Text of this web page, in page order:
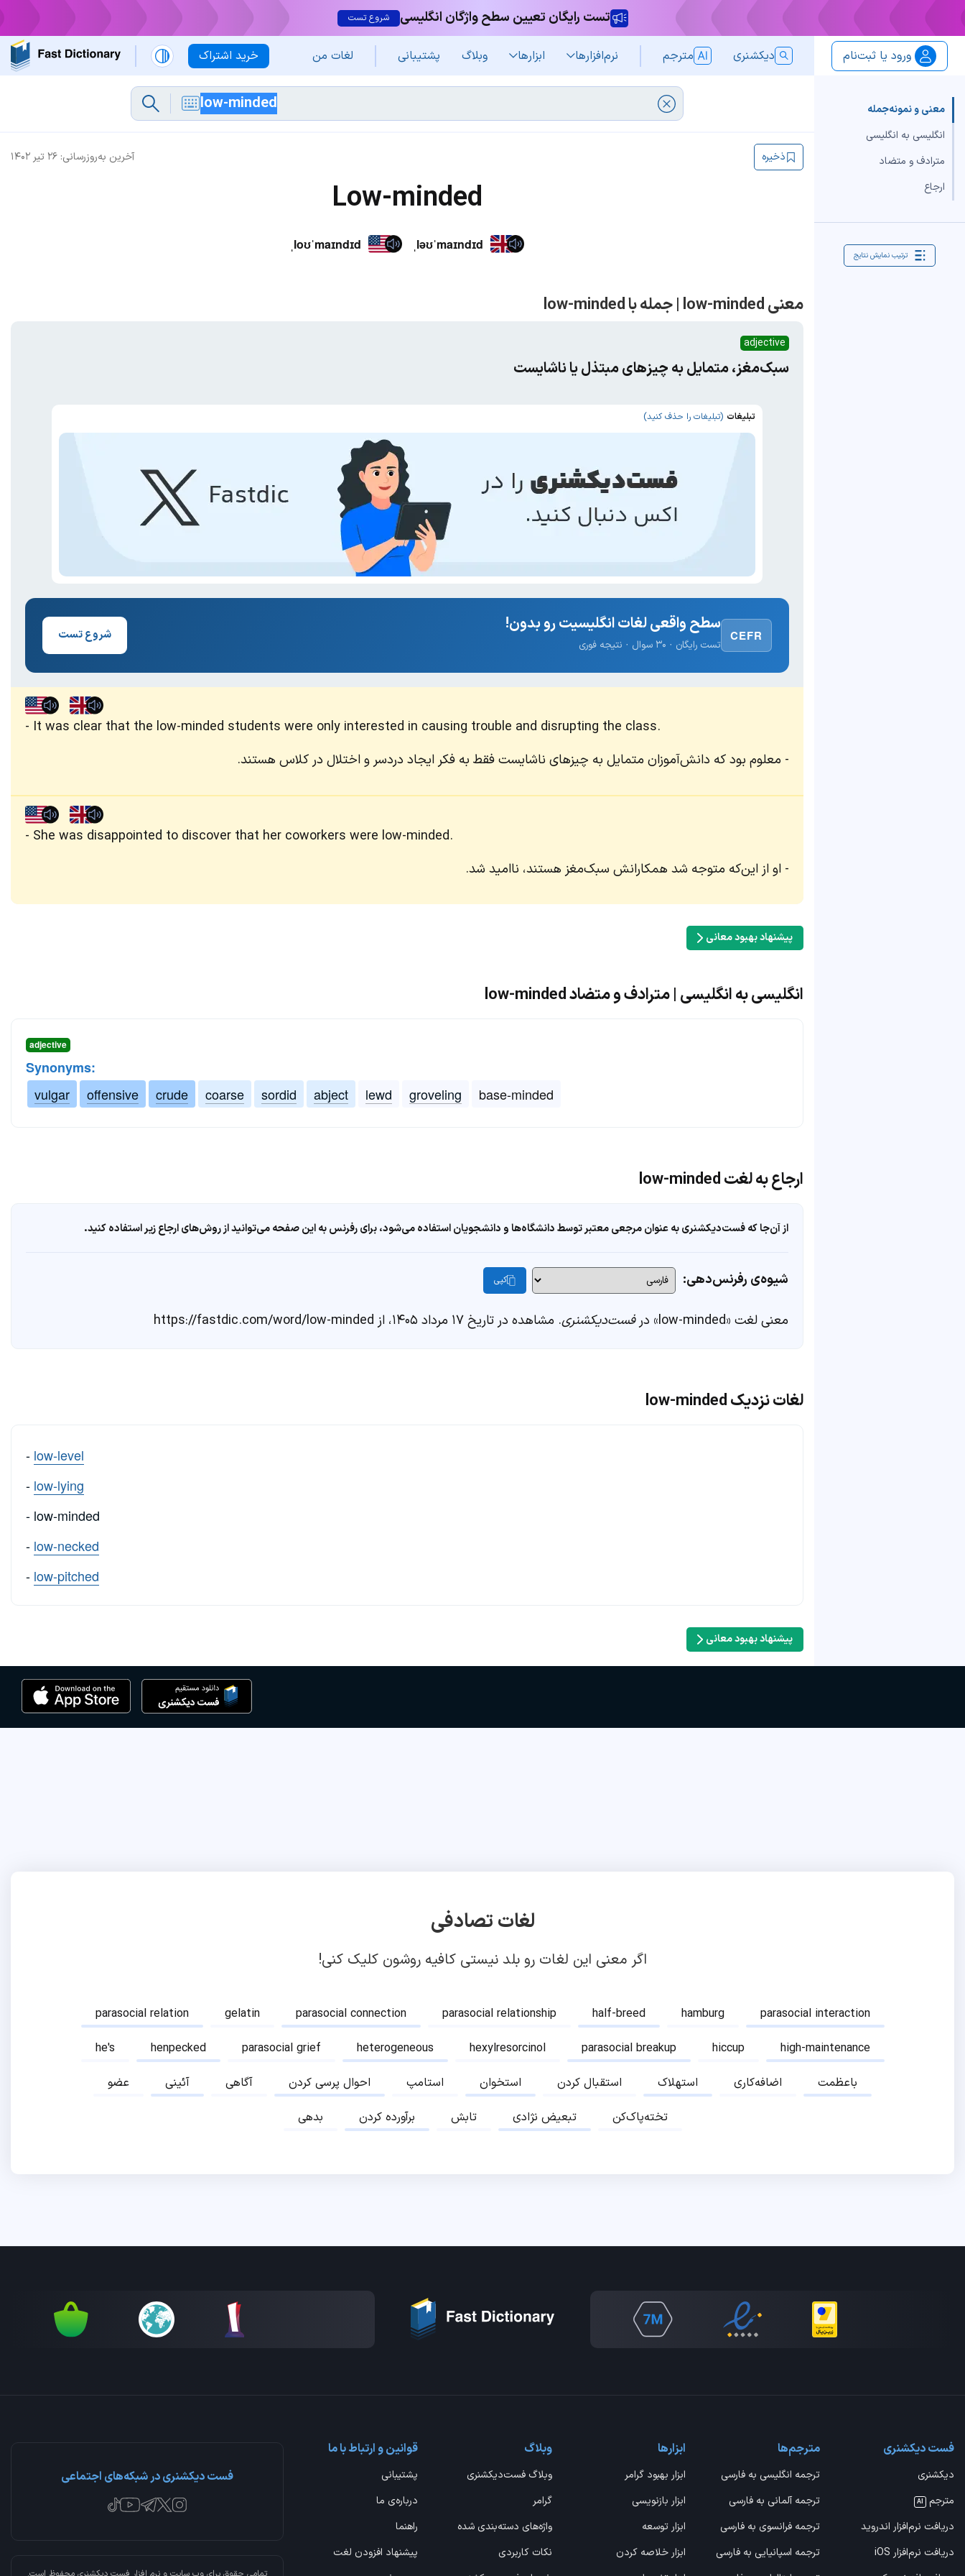
تست رایگان تعیین سطح واژگان انگلیسی شروع تست
خرید اشتراک ورود یا ثبت‌نام دیکشنری مترجم نرم‌افزار‌ها ابزارها وبلاگ پشتیبانی لغات من
معنی و نمونه‌جمله
انگلیسی به انگلیسی
مترادف و متضاد
ارجاع
ترتیب نمایش نتایج
آخرین به‌روزرسانی: ۲۶ تیر ۱۴۰۲ ذخیره
Low-minded
ˌloʊˈmaɪndɪd ˌləʊˈmaɪndɪd
معنی low-minded | جمله با low-minded
adjective
سبک‌مغز، متمایل به چیزهای مبتذل یا ناشایست
تبلیغات (تبلیغات را حذف کنید)
CEFR
سطح واقعی لغات انگلیسیت رو بدون!
تست رایگان · ۳۰ سوال · نتیجه فوری
شروع تست
It was clear that the low-minded students were only interested in causing trouble and disrupting the class.
معلوم بود که دانش‌آموزان متمایل به چیزهای ناشایست فقط به فکر ایجاد دردسر و اختلال در کلاس هستند.
She was disappointed to discover that her coworkers were low-minded.
او از این‌که متوجه شد همکارانش سبک‌مغز هستند، ناامید شد.
پیشنهاد بهبود معانی
انگلیسی به انگلیسی | مترادف و متضاد low-minded
adjective
Synonyms:
vulgar
offensive crude coarse sordid abject lewd groveling base-minded
ارجاع به لغت low-minded
از آن‌جا که فست‌دیکشنری به عنوان مرجعی معتبر توسط دانشگاه‌ها و دانشجویان استفاده می‌شود، برای رفرنس به این صفحه می‌توانید از روش‌های ارجاع زیر استفاده کنید.
شیوه‌ی رفرنس‌دهی: کپی
معنی لغت «low-minded» در فست‌دیکشنری. مشاهده در تاریخ ۱۷ مرداد ۱۴۰۵، از https://fastdic.com/word/low-minded
لغات نزدیک low-minded
- low-level
- low-lying
- low-minded
- low-necked
- low-pitched
پیشنهاد بهبود معانی
لغات تصادفی
اگر معنی این لغات رو بلد نیستی کافیه روشون کلیک کنی!
parasocial relation gelatin parasocial connection parasocial relationship half-breed hamburg
parasocial interaction
he's
henpecked parasocial grief heterogeneous hexylresorcinol parasocial breakup hiccup
high-maintenance
عضو
آئینی آگاهی احوال پرسی کردن استامپ استخوان استقبال کردن استهلاک اضافه‌کاری
باعظمت
بدهی
برآورده کردن تابش تبعیض نژادی تخته‌پاک‌کن
فست دیکشنری
دیکشنری
مترجم
AI
دریافت نرم‌افزار اندروید
دریافت نرم‌افزار iOS
مترجم‌ها
ترجمه انگلیسی به فارسی
ترجمه آلمانی به فارسی
ترجمه فرانسوی به فارسی
ترجمه اسپانیایی به فارسی
ابزارها
ابزار بهبود گرامر
ابزار بازنویسی
ابزار توسعه
ابزار خلاصه کردن
وبلاگ
وبلاگ فست‌دیکشنری
گرامر
واژه‌های دسته‌بندی شده
نکات کاربردی
قوانین و ارتباط با ما
پشتیبانی
درباره‌ی ما
راهنما
پیشنهاد افزودن لغت
فست دیکشنری در شبکه‌های اجتماعی